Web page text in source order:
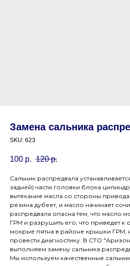
Замена сальника
SKU: 623
100 р. 120 р.
Сальник распредвала
задней) части головки блока
вытекание масла со стороны
резина дубеет, и масло начинает
распредвала опасна тем, что масло
ГРМ и разрушить его, что приведет к
мокрые пятна в районе крышки ГРМ,
провести диагностику. В СТО
выполняем замену сальника
Мы используем качественные